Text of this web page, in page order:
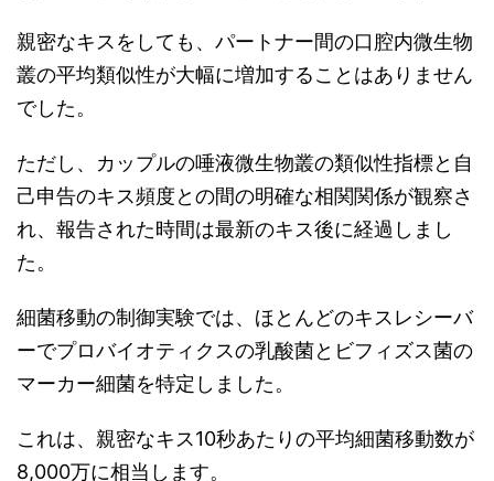
親密なキスをしても、パートナー間の口腔内微生物
叢の平均類似性が大幅に増加することはありません
でした。
ただし、カップルの唾液微生物叢の類似性指標と自
己申告のキス頻度との間の明確な相関関係が観察さ
れ、報告された時間は最新のキス後に経過しまし
た。
細菌移動の制御実験では、ほとんどのキスレシーバ
ーでプロバイオティクスの乳酸菌とビフィズス菌の
マーカー細菌を特定しました。
これは、親密なキス10秒あたりの平均細菌移動数が
8,000万に相当します。